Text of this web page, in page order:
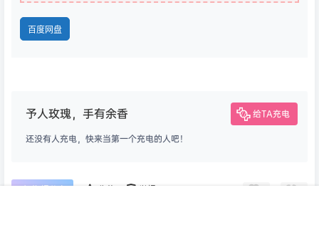
百度网盘
予人玫瑰，手有余香 给TA充电
还没有人充电，快来当第一个充电的人吧！
0 0